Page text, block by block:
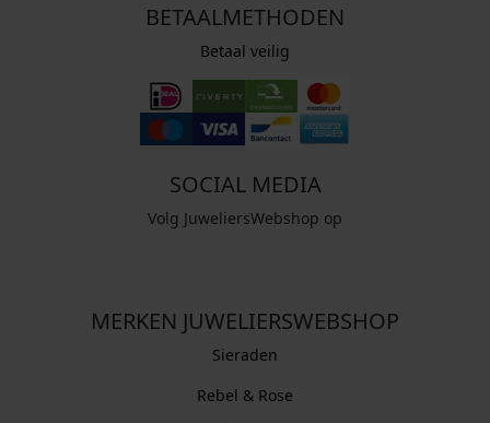
BETAALMETHODEN
Betaal veilig
SOCIAL MEDIA
Volg JuweliersWebshop op
MERKEN JUWELIERSWEBSHOP
Sieraden
Rebel & Rose